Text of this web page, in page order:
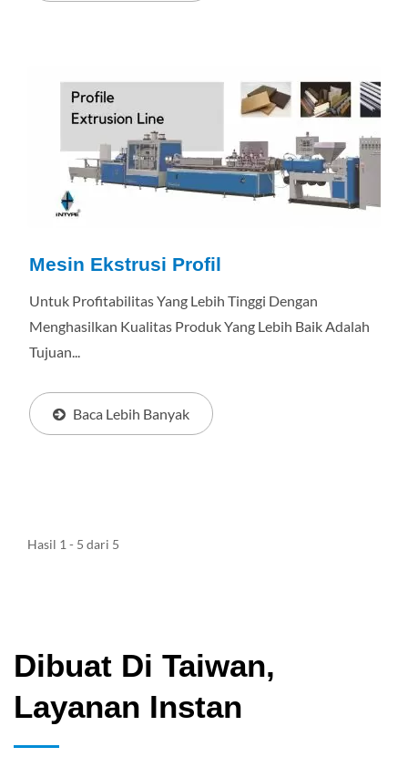
Mesin Ekstrusi Profil
Untuk Profitabilitas Yang Lebih Tinggi Dengan
Menghasilkan Kualitas Produk Yang Lebih Baik Adalah
Tujuan...
Baca Lebih Banyak
Hasil 1 - 5 dari 5
Dibuat Di Taiwan,
Layanan Instan